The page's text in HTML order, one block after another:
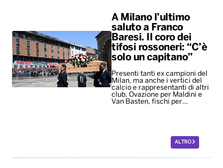
A Milano l’ultimo
saluto a Franco
Baresi. Il coro dei
tifosi rossoneri: “C’è
solo un capitano”
Presenti tanti ex campioni del
Milan, ma anche i vertici del
calcio e rappresentanti di altri
club. Ovazione per Maldini e
Van Basten, fischi per…
ALTRO